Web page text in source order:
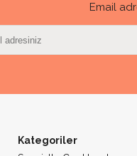
Email
Kategoriler